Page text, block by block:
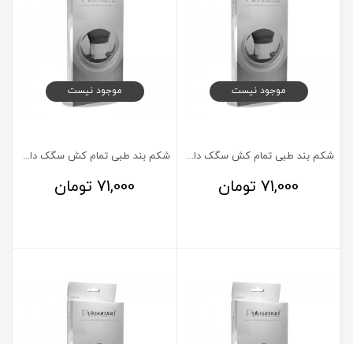
موجود نیست
شکم بند طبی تمام کش سگک دار پاک سمن سایز XXLarge
71,000تومان
موجود نیست
شکم بند طبی تمام کش سگک دار پاک سمن سایز Large
71,000 تومان